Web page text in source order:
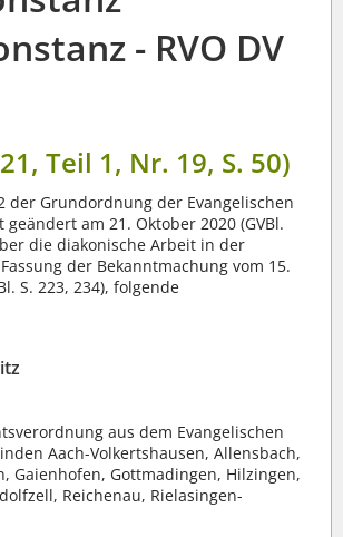
- RVO DV
Teil 1, Nr. 19, S. 50)
der Grundordnung der Evangelischen
am 21. Oktober 2020 (GVBl.
die diakonische Arbeit in der
der Bekanntmachung vom 15.
S. 223, 234), folgende
aus dem Evangelischen
Aach-Volkertshausen, Allensbach,
Gaienhofen, Gottmadingen, Hilzingen,
Reichenau, Rielasingen-